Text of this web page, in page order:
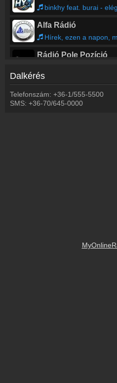
binkhy feat. burai - elég
Alfa Rádió
Hírek, ezen a napon,
Rádió Pole Pozíció
Rábaköz Rádió
Keresztes Ildik - Nem a
Dalkérés
Telefonszám: +36-1/555-5500
SMS: +36-70/645-0000